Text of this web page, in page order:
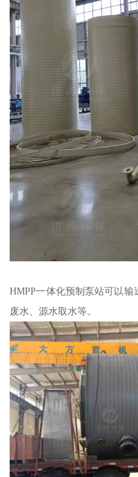
HMPP一体化预制泵站可以
废水、源水取水等。